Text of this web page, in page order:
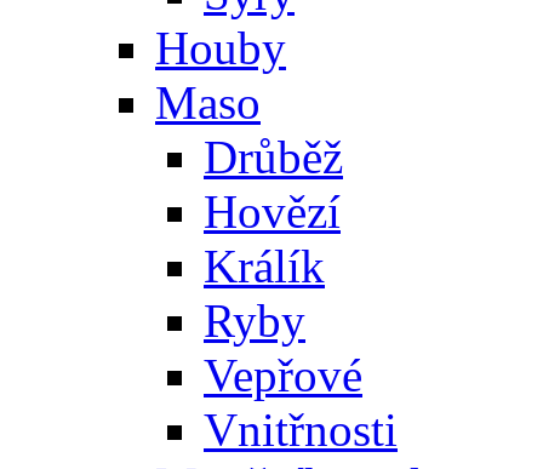
Houby
Maso
Drůběž
Hovězí
Králík
Ryby
Vepřové
Vnitřnosti